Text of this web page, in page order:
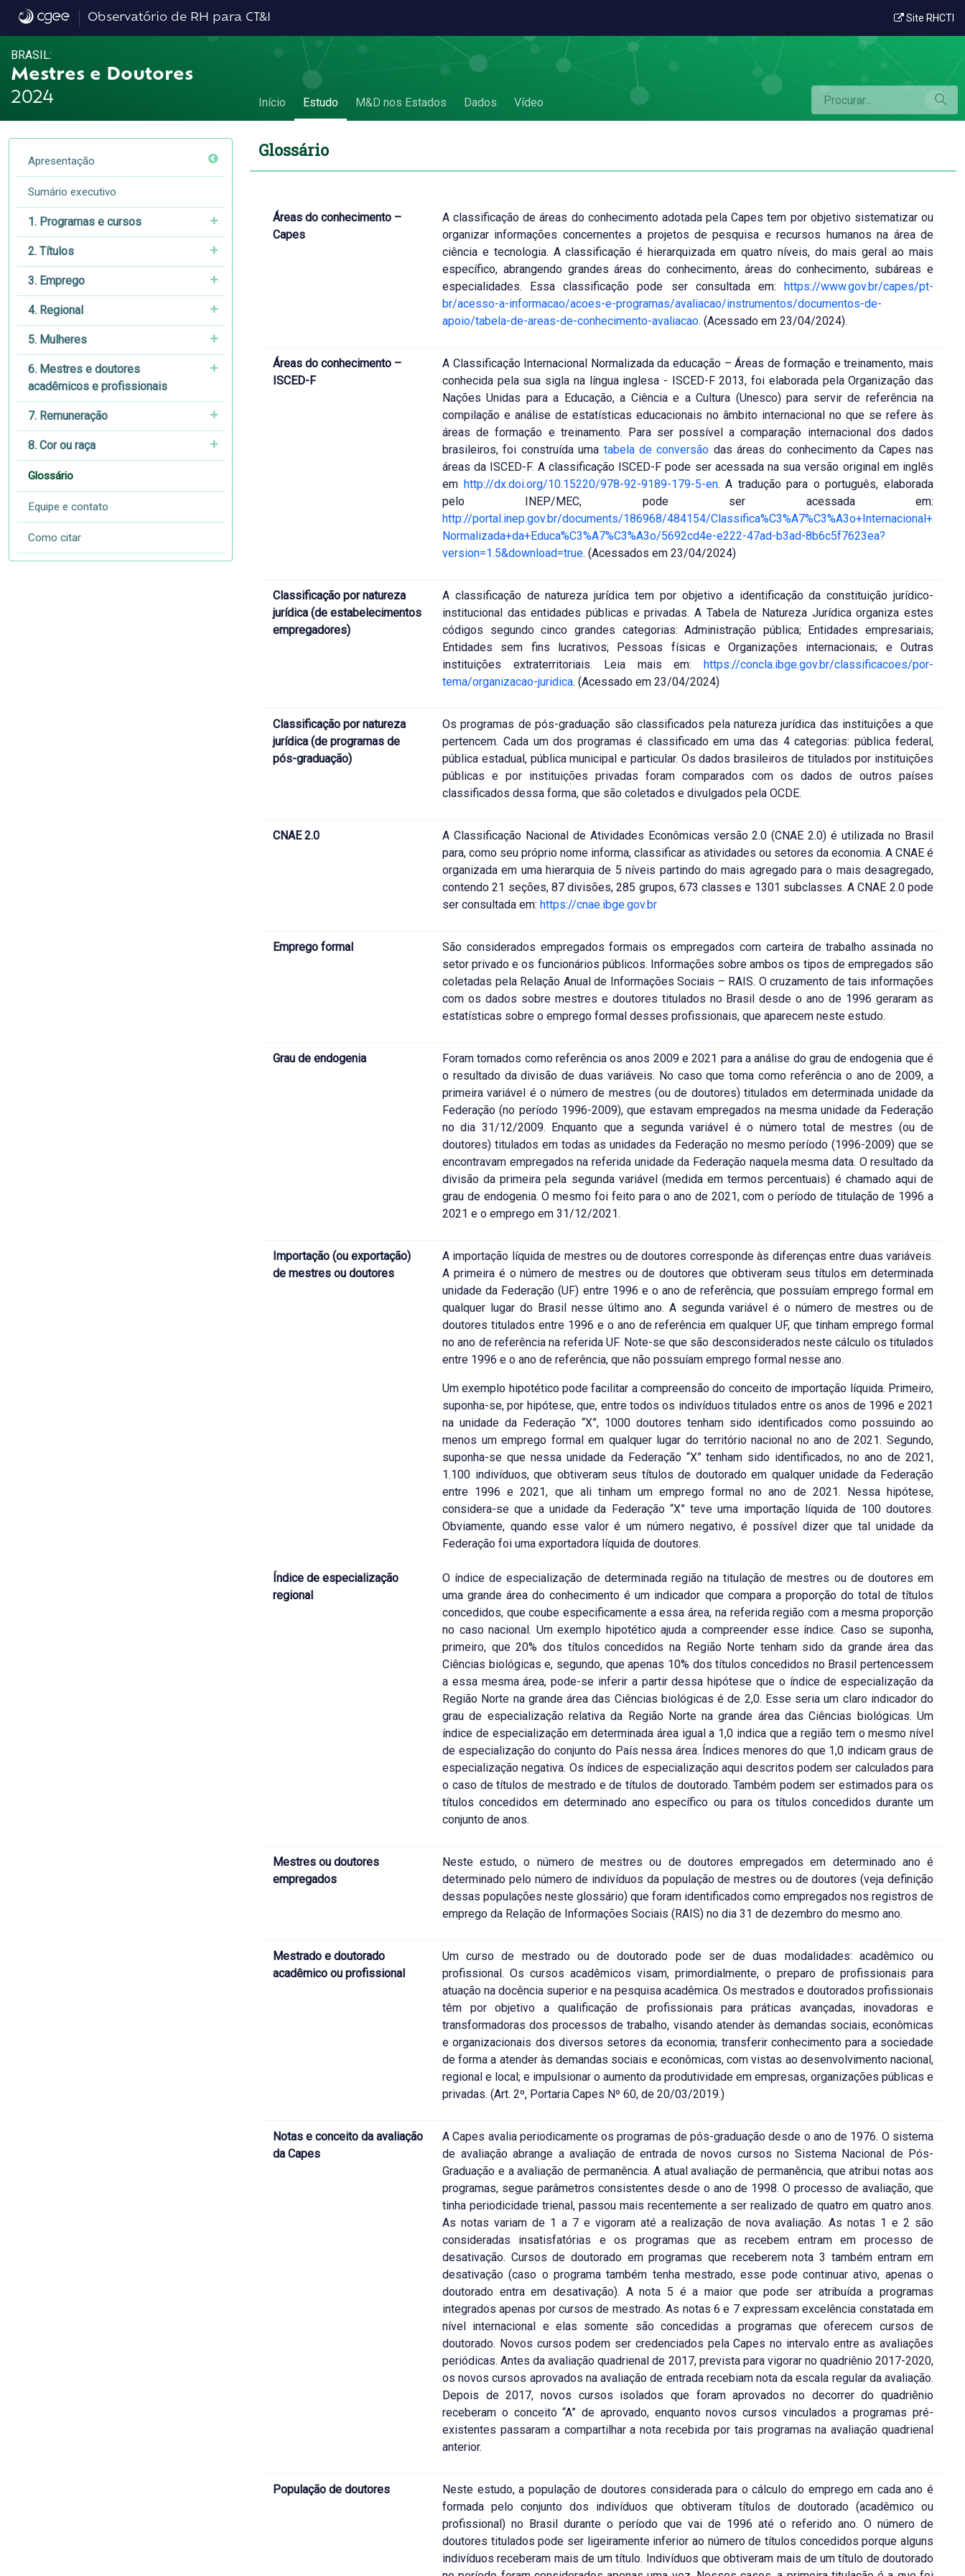
Glossário - GlossárioObservatório de RH para CT&I Site RHCTI
BRASIL:
Mestres e Doutores
2024
Início Estudo M&D nos Estados Dados Vídeo
Apresentação
Sumário executivo
1. Programas e cursos
2. Títulos
3. Emprego
4. Regional
5. Mulheres
6. Mestres e doutores
acadêmicos e profissionais
7. Remuneração
8. Cor ou raça
Glossário
Equipe e contato
Como citar
Glossário
Áreas do conhecimento –
Capes
A classificação de áreas do conhecimento adotada pela Capes tem por objetivo sistematizar ou
organizar informações concernentes a projetos de pesquisa e recursos humanos na área de
ciência e tecnologia. A classificação é hierarquizada em quatro níveis, do mais geral ao mais
específico, abrangendo grandes áreas do conhecimento, áreas do conhecimento, subáreas e
especialidades. Essa classificação pode ser consultada em: https://www.gov.br/capes/pt-
br/acesso-a-informacao/acoes-e-programas/avaliacao/instrumentos/documentos-de-
apoio/tabela-de-areas-de-conhecimento-avaliacao. (Acessado em 23/04/2024).
Áreas do conhecimento –
ISCED-F
A Classificação Internacional Normalizada da educação – Áreas de formação e treinamento, mais
conhecida pela sua sigla na língua inglesa - ISCED-F 2013, foi elaborada pela Organização das
Nações Unidas para a Educação, a Ciência e a Cultura (Unesco) para servir de referência na
compilação e análise de estatísticas educacionais no âmbito internacional no que se refere às
áreas de formação e treinamento. Para ser possível a comparação internacional dos dados
brasileiros, foi construída uma tabela de conversão das áreas do conhecimento da Capes nas
áreas da ISCED-F. A classificação ISCED-F pode ser acessada na sua versão original em inglês
em http://dx.doi.org/10.15220/978-92-9189-179-5-en. A tradução para o português, elaborada
pelo INEP/MEC, pode ser acessada em:
http://portal.inep.gov.br/documents/186968/484154/Classifica%C3%A7%C3%A3o+Internacional+
Normalizada+da+Educa%C3%A7%C3%A3o/5692cd4e-e222-47ad-b3ad-8b6c5f7623ea?
version=1.5&download=true. (Acessados em 23/04/2024)
Classificação por natureza
jurídica (de estabelecimentos
empregadores)
A classificação de natureza jurídica tem por objetivo a identificação da constituição jurídico-
institucional das entidades públicas e privadas. A Tabela de Natureza Jurídica organiza estes
códigos segundo cinco grandes categorias: Administração pública; Entidades empresariais;
Entidades sem fins lucrativos; Pessoas físicas e Organizações internacionais; e Outras
instituições extraterritoriais. Leia mais em: https://concla.ibge.gov.br/classificacoes/por-
tema/organizacao-juridica. (Acessado em 23/04/2024)
Classificação por natureza
jurídica (de programas de
pós-graduação)
Os programas de pós-graduação são classificados pela natureza jurídica das instituições a que
pertencem. Cada um dos programas é classificado em uma das 4 categorias: pública federal,
pública estadual, pública municipal e particular. Os dados brasileiros de titulados por instituições
públicas e por instituições privadas foram comparados com os dados de outros países
classificados dessa forma, que são coletados e divulgados pela OCDE.
CNAE 2.0
A Classificação Nacional de Atividades Econômicas versão 2.0 (CNAE 2.0) é utilizada no Brasil
para, como seu próprio nome informa, classificar as atividades ou setores da economia. A CNAE é
organizada em uma hierarquia de 5 níveis partindo do mais agregado para o mais desagregado,
contendo 21 seções, 87 divisões, 285 grupos, 673 classes e 1301 subclasses. A CNAE 2.0 pode
ser consultada em: https://cnae.ibge.gov.br
Emprego formal
São considerados empregados formais os empregados com carteira de trabalho assinada no
setor privado e os funcionários públicos. Informações sobre ambos os tipos de empregados são
coletadas pela Relação Anual de Informações Sociais – RAIS. O cruzamento de tais informações
com os dados sobre mestres e doutores titulados no Brasil desde o ano de 1996 geraram as
estatísticas sobre o emprego formal desses profissionais, que aparecem neste estudo.
Grau de endogenia
Foram tomados como referência os anos 2009 e 2021 para a análise do grau de endogenia que é
o resultado da divisão de duas variáveis. No caso que toma como referência o ano de 2009, a
primeira variável é o número de mestres (ou de doutores) titulados em determinada unidade da
Federação (no período 1996-2009), que estavam empregados na mesma unidade da Federação
no dia 31/12/2009. Enquanto que a segunda variável é o número total de mestres (ou de
doutores) titulados em todas as unidades da Federação no mesmo período (1996-2009) que se
encontravam empregados na referida unidade da Federação naquela mesma data. O resultado da
divisão da primeira pela segunda variável (medida em termos percentuais) é chamado aqui de
grau de endogenia. O mesmo foi feito para o ano de 2021, com o período de titulação de 1996 a
2021 e o emprego em 31/12/2021.
Importação (ou exportação)
de mestres ou doutores
A importação líquida de mestres ou de doutores corresponde às diferenças entre duas variáveis.
A primeira é o número de mestres ou de doutores que obtiveram seus títulos em determinada
unidade da Federação (UF) entre 1996 e o ano de referência, que possuíam emprego formal em
qualquer lugar do Brasil nesse último ano. A segunda variável é o número de mestres ou de
doutores titulados entre 1996 e o ano de referência em qualquer UF, que tinham emprego formal
no ano de referência na referida UF. Note-se que são desconsiderados neste cálculo os titulados
entre 1996 e o ano de referência, que não possuíam emprego formal nesse ano.
Um exemplo hipotético pode facilitar a compreensão do conceito de importação líquida. Primeiro,
suponha-se, por hipótese, que, entre todos os indivíduos titulados entre os anos de 1996 e 2021
na unidade da Federação “X”, 1000 doutores tenham sido identificados como possuindo ao
menos um emprego formal em qualquer lugar do território nacional no ano de 2021. Segundo,
suponha-se que nessa unidade da Federação “X” tenham sido identificados, no ano de 2021,
1.100 indivíduos, que obtiveram seus títulos de doutorado em qualquer unidade da Federação
entre 1996 e 2021, que ali tinham um emprego formal no ano de 2021. Nessa hipótese,
considera-se que a unidade da Federação “X” teve uma importação líquida de 100 doutores.
Obviamente, quando esse valor é um número negativo, é possível dizer que tal unidade da
Federação foi uma exportadora líquida de doutores.
Índice de especialização
regional
O índice de especialização de determinada região na titulação de mestres ou de doutores em
uma grande área do conhecimento é um indicador que compara a proporção do total de títulos
concedidos, que coube especificamente a essa área, na referida região com a mesma proporção
no caso nacional. Um exemplo hipotético ajuda a compreender esse índice. Caso se suponha,
primeiro, que 20% dos títulos concedidos na Região Norte tenham sido da grande área das
Ciências biológicas e, segundo, que apenas 10% dos títulos concedidos no Brasil pertencessem
a essa mesma área, pode-se inferir a partir dessa hipótese que o índice de especialização da
Região Norte na grande área das Ciências biológicas é de 2,0. Esse seria um claro indicador do
grau de especialização relativa da Região Norte na grande área das Ciências biológicas. Um
índice de especialização em determinada área igual a 1,0 indica que a região tem o mesmo nível
de especialização do conjunto do País nessa área. Índices menores do que 1,0 indicam graus de
especialização negativa. Os índices de especialização aqui descritos podem ser calculados para
o caso de títulos de mestrado e de títulos de doutorado. Também podem ser estimados para os
títulos concedidos em determinado ano específico ou para os títulos concedidos durante um
conjunto de anos.
Mestres ou doutores
empregados
Neste estudo, o número de mestres ou de doutores empregados em determinado ano é
determinado pelo número de indivíduos da população de mestres ou de doutores (veja definição
dessas populações neste glossário) que foram identificados como empregados nos registros de
emprego da Relação de Informações Sociais (RAIS) no dia 31 de dezembro do mesmo ano.
Mestrado e doutorado
acadêmico ou profissional
Um curso de mestrado ou de doutorado pode ser de duas modalidades: acadêmico ou
profissional. Os cursos acadêmicos visam, primordialmente, o preparo de profissionais para
atuação na docência superior e na pesquisa acadêmica. Os mestrados e doutorados profissionais
têm por objetivo a qualificação de profissionais para práticas avançadas, inovadoras e
transformadoras dos processos de trabalho, visando atender às demandas sociais, econômicas
e organizacionais dos diversos setores da economia; transferir conhecimento para a sociedade
de forma a atender às demandas sociais e econômicas, com vistas ao desenvolvimento nacional,
regional e local; e impulsionar o aumento da produtividade em empresas, organizações públicas e
privadas. (Art. 2º, Portaria Capes Nº 60, de 20/03/2019.)
Notas e conceito da avaliação
da Capes
A Capes avalia periodicamente os programas de pós-graduação desde o ano de 1976. O sistema
de avaliação abrange a avaliação de entrada de novos cursos no Sistema Nacional de Pós-
Graduação e a avaliação de permanência. A atual avaliação de permanência, que atribui notas aos
programas, segue parâmetros consistentes desde o ano de 1998. O processo de avaliação, que
tinha periodicidade trienal, passou mais recentemente a ser realizado de quatro em quatro anos.
As notas variam de 1 a 7 e vigoram até a realização de nova avaliação. As notas 1 e 2 são
consideradas insatisfatórias e os programas que as recebem entram em processo de
desativação. Cursos de doutorado em programas que receberem nota 3 também entram em
desativação (caso o programa também tenha mestrado, esse pode continuar ativo, apenas o
doutorado entra em desativação). A nota 5 é a maior que pode ser atribuída a programas
integrados apenas por cursos de mestrado. As notas 6 e 7 expressam excelência constatada em
nível internacional e elas somente são concedidas a programas que oferecem cursos de
doutorado. Novos cursos podem ser credenciados pela Capes no intervalo entre as avaliações
periódicas. Antes da avaliação quadrienal de 2017, prevista para vigorar no quadriênio 2017-2020,
os novos cursos aprovados na avaliação de entrada recebiam nota da escala regular da avaliação.
Depois de 2017, novos cursos isolados que foram aprovados no decorrer do quadriênio
receberam o conceito “A” de aprovado, enquanto novos cursos vinculados a programas pré-
existentes passaram a compartilhar a nota recebida por tais programas na avaliação quadrienal
anterior.
População de doutores
Neste estudo, a população de doutores considerada para o cálculo do emprego em cada ano é
formada pelo conjunto dos indivíduos que obtiveram títulos de doutorado (acadêmico ou
profissional) no Brasil durante o período que vai de 1996 até o referido ano. O número de
doutores titulados pode ser ligeiramente inferior ao número de títulos concedidos porque alguns
indivíduos receberam mais de um título. Indivíduos que obtiveram mais de um título de doutorado